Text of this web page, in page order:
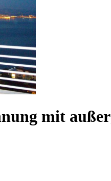
mit